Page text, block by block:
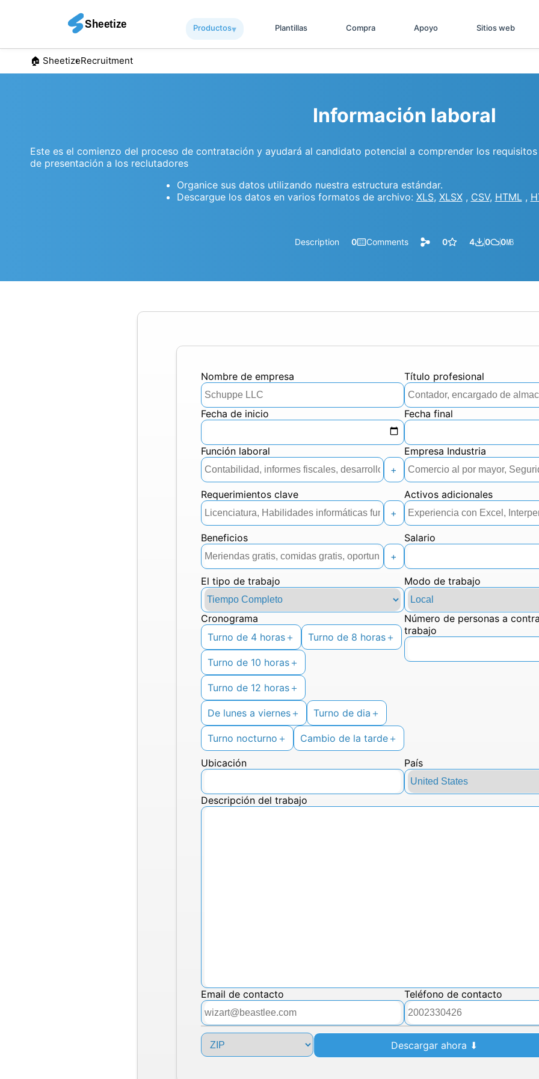
productos▾︎ Plantillas Compra Apoyo Sitios web
🏠︎ SheetizeRecruitment
Información laboral
Este es el comienzo del proceso de contratación y ayudará al candidato potencial a comprender los
de presentación a los reclutadores
Organice sus datos utilizando nuestra estructura estándar.
Descargue los datos en varios formatos de archivo: XLS, XLSX, CSV, HTML,
Description 0 Comments 0 4 0 0㎆︎
nombre de empresa Título profesional
Fecha de inicio Fecha final
Función laboral
+
Empresa Industria
Requerimientos clave
+
Activos adicionales
Beneficios
+
Salario
El tipo de trabajo Modo de trabajo
Cronograma
turno de 4 horas＋ turno de 8 horas＋
turno de 10 horas＋
turno de 12 horas＋
de lunes a viernes＋ Turno de dia ＋
Turno nocturno ＋ Cambio de la tarde＋
Número de personas a contratar para este
trabajo
Ubicación País
Descripción del trabajo
Email de contacto teléfono de contacto
Descargar ahora ⬇︎